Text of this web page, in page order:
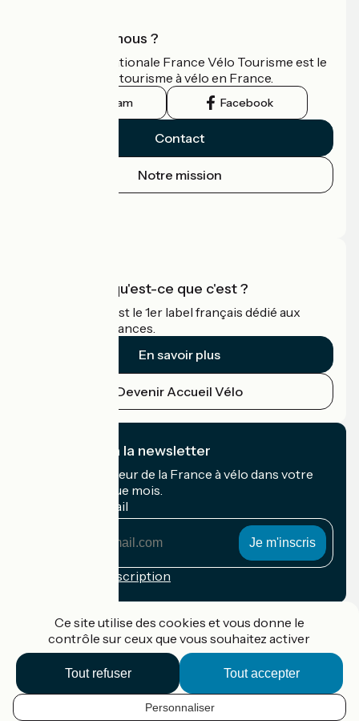
FR
Qui sommes-nous ?
L'association nationale France Vélo Tourisme est le
guide officiel du tourisme à vélo en France.
Instagram Facebook
Contact
Notre mission
Accueil Vélo qu'est-ce que c'est ?
Accueil Vélo c'est le 1er label français dédié aux
cyclistes en vacances.
En savoir plus
Devenir Accueil Vélo
Je m'abonne à la newsletter
Recevez le meilleur de la France à vélo dans votre
boîte mail chaque mois.
Mon adresse mail
Conditions d'inscription
Accueil Vélo Pro
Contact
Mentions légales
Ce site utilise des cookies et vous donne le
contrôle sur ceux que vous souhaitez activer
Tout accepter
Tout refuser
Personnaliser